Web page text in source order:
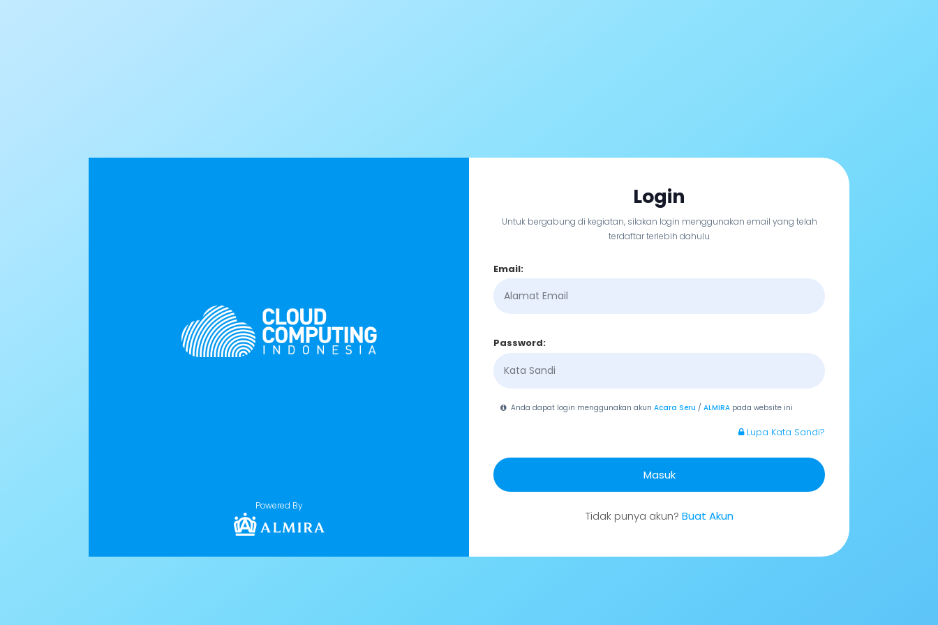
Powered By
Login
Untuk bergabung di kegiatan, silakan login menggunakan email yang telah
terdaftar terlebih dahulu
Email:
Password:
Anda dapat login menggunakan akunAcara Seru /ALMIRA pada website ini
Lupa Kata Sandi?
Masuk
Tidak punya akun? Buat Akun